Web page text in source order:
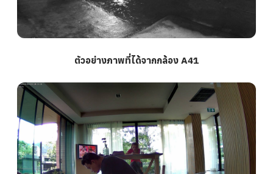
ตัวอย่างภาพที่ได้จากกล้อง A41